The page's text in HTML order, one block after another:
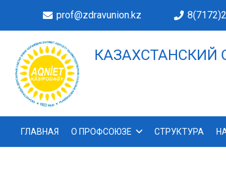
prof@zdravunion.kz
КАЗАХСТАНСКИЙ
ГЛАВНАЯ О ПРОФСОЮЗЕ СТРУКТУРА